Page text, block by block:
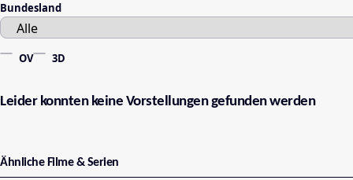
Bundesland
OV 3D
Leider konnten keine Vorstellungen gefunden werden
Ähnliche Filme & Serien